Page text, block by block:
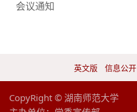
会议通知
英文版 信息公开
CopyRight © 湖南师范大学